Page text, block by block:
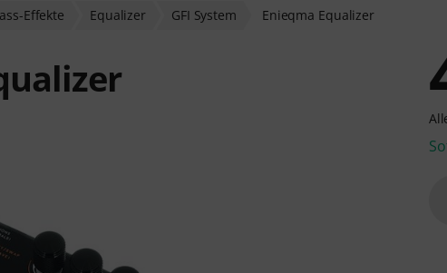
Effekte Equalizer GFI System Enieqma Equalizer